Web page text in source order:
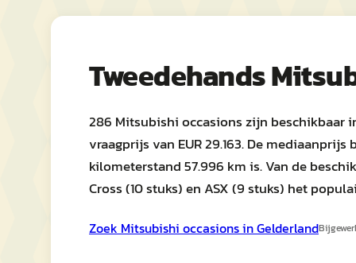
Tweedehands
286 Mitsubishi occasions zijn beschikbaar
vraagprijs van EUR 29.163. De
kilometerstand 57.996 km is. Van de
Cross (10 stuks) en ASX (9 stuks) het
Zoek Mitsubishi occasions inGelderland